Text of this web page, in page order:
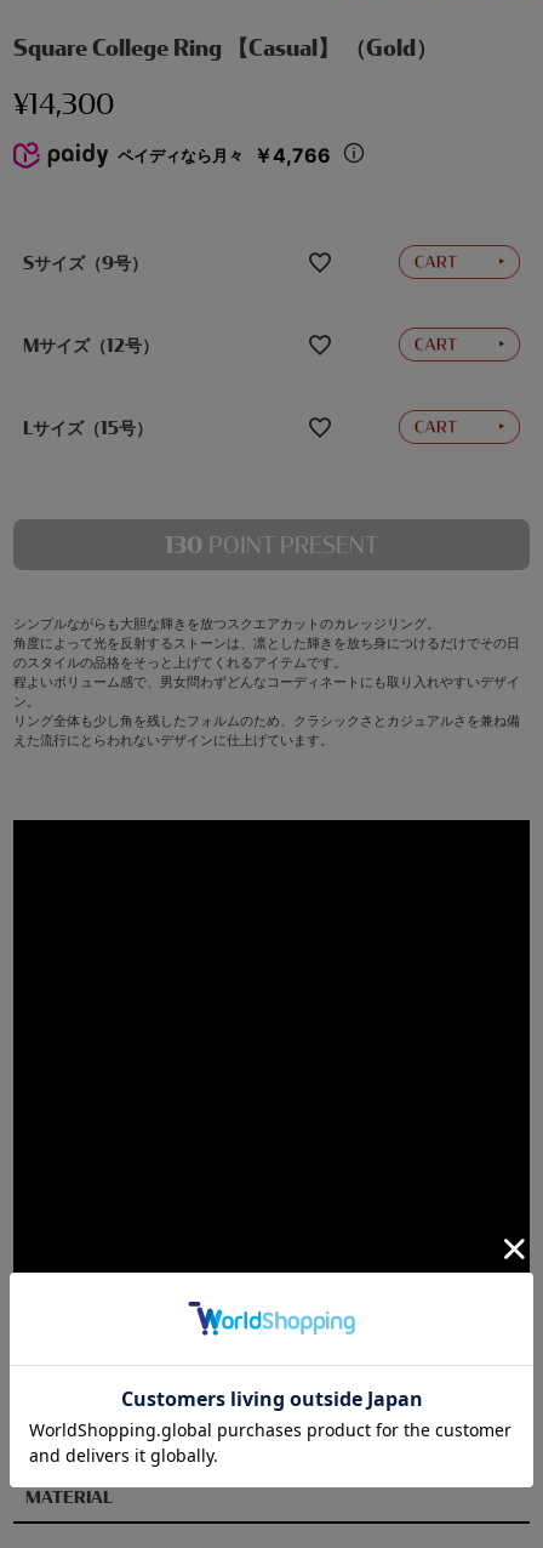
Square College Ring 【Casual】 （Gold）
¥14,300
ペイディなら月々 ￥4,766
Sサイズ（9号）
Mサイズ（12号）
Lサイズ（15号）
130 POINT PRESENT
シンプルながらも大胆な輝きを放つスクエアカットのカレッジリング。
角度によって光を反射するストーンは、凛とした輝きを放ち身につけるだけでその日
のスタイルの品格をそっと上げてくれるアイテムです。
程よいボリューム感で、男女問わずどんなコーディネートにも取り入れやすいデザイ
ン。
リング全体も少し角を残したフォルムのため、クラシックさとカジュアルさを兼ね備
えた流行にとらわれないデザインに仕上げています。
MATERIAL